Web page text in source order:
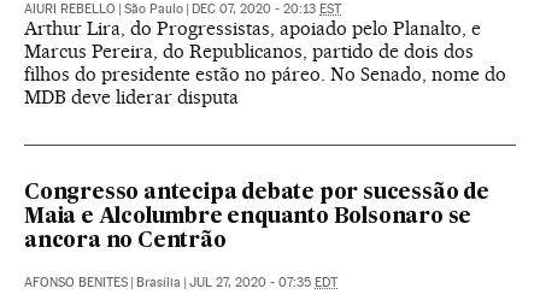
AIURI REBELLO São Paulo DEC 07, 2020 - 20:13 EST
Arthur Lira, do Progressistas, apoiado pelo Planalto, e
Marcus Pereira, do Republicanos, partido de dois dos
filhos do presidente estão no páreo. No Senado, nome do
MDB deve liderar disputa
Congresso antecipa debate por sucessão de
Maia e Alcolumbre enquanto Bolsonaro se
ancora no Centrão
AFONSO BENITES Brasília JUL 27, 2020 - 07:35 EDT